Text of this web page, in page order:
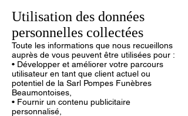
Utilisation des données
personnelles collectées
Toute les informations que nous recueillons
auprès de vous peuvent être utilisées pour :
• Développer et améliorer votre parcours
utilisateur en tant que client actuel ou
potentiel de la Sarl Pompes Funèbres
Beaumontoises,
• Fournir un contenu publicitaire
personnalisé,